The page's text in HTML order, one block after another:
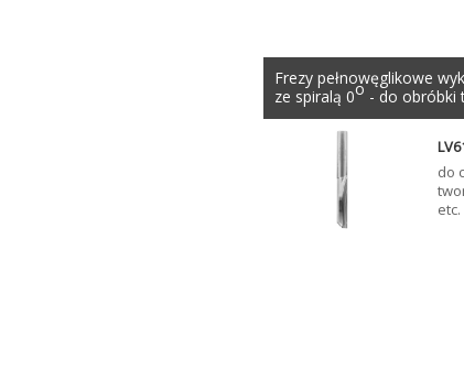
Frezy pełnowęglikowe
ze spiralą 0o - do obróbki
do
etc.